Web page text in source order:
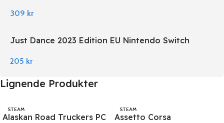
309 kr
Just Dance 2023 Edition EU Nintendo Switch
205 kr
Lignende Produkter
STEAM
Alaskan Road Truckers PC
STEAM
Assetto Corsa